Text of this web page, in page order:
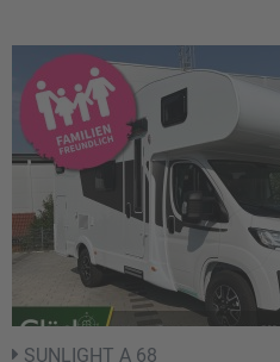
SUNLIGHT A 68